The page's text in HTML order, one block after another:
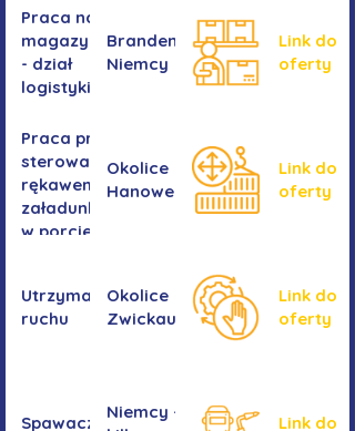
Praca na
magazynie
- dział
logistyki
Brandenburgia,
Niemcy
Link do
oferty
Praca przy
sterowaniu
rękawem
załadunkowym
w porcie
Okolice
Hanower
Link do
oferty
Utrzymanie
ruchu
Okolice
Zwickau
Link do
oferty
Spawacz/spawaczka
Niemcy -
Link do